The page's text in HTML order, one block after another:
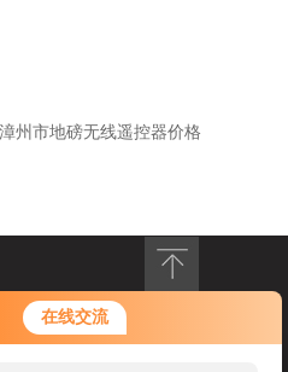
在线交流
州市地磅无线遥控器价格